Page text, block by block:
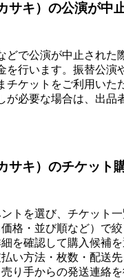
サキ）の公演が中
どで公演が中止された
を行います。振替公演
チケットをご利用いた
が必要な場合は、出品
サキ）のチケット
トを選び、チケット
格・並び順など）で
を確認して購入候補
い方法・枚数・配送
り手からの発送連絡